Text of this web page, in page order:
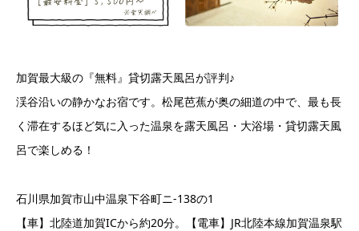
加賀最大級の『無料』貸切露天風呂が評判♪
渓谷沿いの静かなお宿です。松尾芭蕉が奥の細道の中で、最も長
く滞在するほど気に入った温泉を露天風呂・大浴場・貸切露天風
呂で楽しめる！
石川県加賀市山中温泉下谷町ニ-138の1
【車】北陸道加賀ICから約20分。【電車】JR北陸本線加賀温泉駅